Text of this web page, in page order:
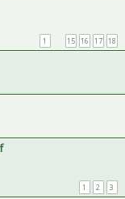
1 15 16 17 18
1 2 3